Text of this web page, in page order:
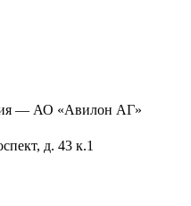
— АО «Авилон АГ»
д. 43 к.1